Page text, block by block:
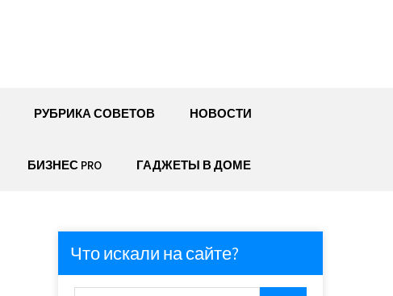
РУБРИКА СОВЕТОВ НОВОСТИ
БИЗНЕС PRO ГАДЖЕТЫ В ДОМЕ
Что искали на сайте?